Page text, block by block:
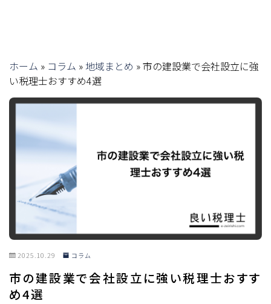
ホーム » コラム » 地域まとめ »市の建設業で会社設立に強
い税理士おすすめ4選
2025.10.29 コラム
市の建設業で会社設立に強い税理士おすす
め4選